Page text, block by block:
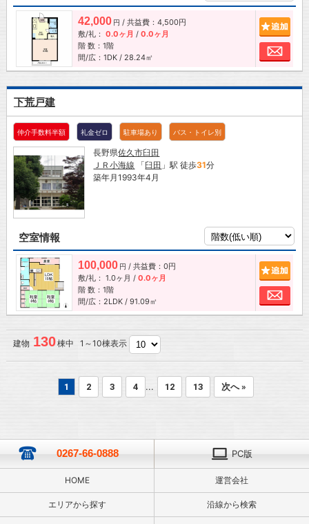
42,000 円 / 共益費：4,500円
敷/礼： 0.0ヶ月 / 0.0ヶ月
階 数：1階
間/広：1DK / 28.24㎡
お
下荒戸建
仲介手数料半額 礼金ゼロ 駐車場あり バス・トイレ別
長野県佐久市臼田
ＪＲ小海線 「臼田 」駅 徒歩31分
築年月1993年4月
空室情報
100,000 円 / 共益費：0円
敷/礼： 1.0ヶ月 / 0.0ヶ月
階 数：1階
間/広：2LDK / 91.09㎡
お
建物 130棟中 1～10棟表示
1 2 3 4 ... 12 13 次へ »
0267-66-0888 PC版
HOME 運営会社
エリアから探す 沿線から検索